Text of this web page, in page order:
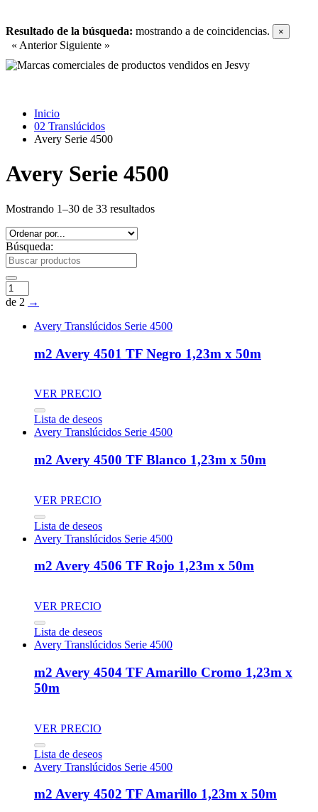
Resultado de la búsqueda: mostrando a de coincidencias. ×
« Anterior Siguiente »
Inicio
02 Translúcidos
Avery Serie 4500
Avery Serie 4500
Mostrando 1–30 de 33 resultados
Búsqueda:
de 2 →
Avery Translúcidos Serie 4500
m2 Avery 4501 TF Negro 1,23m x 50m
VER PRECIO
Lista de deseos
Avery Translúcidos Serie 4500
m2 Avery 4500 TF Blanco 1,23m x 50m
VER PRECIO
Lista de deseos
Avery Translúcidos Serie 4500
m2 Avery 4506 TF Rojo 1,23m x 50m
VER PRECIO
Lista de deseos
Avery Translúcidos Serie 4500
m2 Avery 4504 TF Amarillo Cromo 1,23m x
50m
VER PRECIO
Lista de deseos
Avery Translúcidos Serie 4500
m2 Avery 4502 TF Amarillo 1,23m x 50m